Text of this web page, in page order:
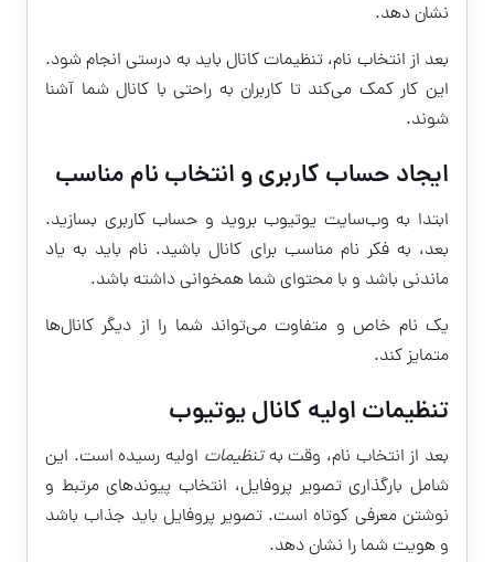
نشان دهد.
بعد از انتخاب نام، تنظیمات کانال باید به درستی انجام شود.
این کار کمک می‌کند تا کاربران به راحتی با کانال شما آشنا
شوند.
ایجاد حساب کاربری و انتخاب نام مناسب
ابتدا به وب‌سایت یوتیوب بروید و حساب کاربری بسازید.
بعد، به فکر نام مناسب برای کانال باشید. نام باید به یاد
ماندنی باشد و با محتوای شما همخوانی داشته باشد.
یک نام خاص و متفاوت می‌تواند شما را از دیگر کانال‌ها
متمایز کند.
تنظیمات اولیه کانال یوتیوب
بعد از انتخاب نام، وقت بهتنظیمات اولیه رسیده است. این
شامل بارگذاری تصویر پروفایل، انتخاب پیوندهای مرتبط و
نوشتن معرفی کوتاه است. تصویر پروفایل باید جذاب باشد
و هویت شما را نشان دهد.